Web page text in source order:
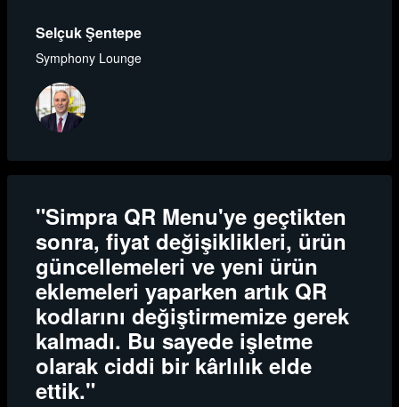
Selçuk Şentepe
Symphony Lounge
"Simpra QR Menu'ye geçtikten
sonra, fiyat değişiklikleri, ürün
güncellemeleri ve yeni ürün
eklemeleri yaparken artık QR
kodlarını değiştirmemize gerek
kalmadı. Bu sayede işletme
olarak ciddi bir kârlılık elde
ettik."